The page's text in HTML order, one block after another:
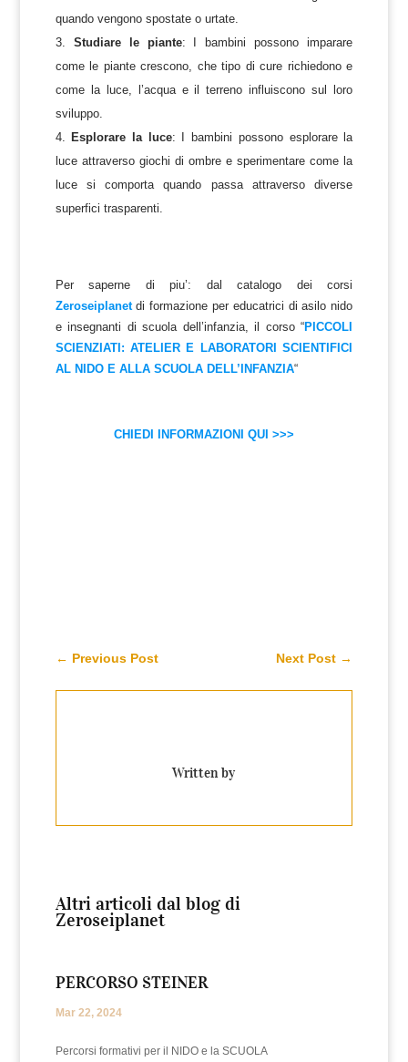
quando vengono spostate o urtate.
Studiare le piante: I bambini possono imparare
come le piante crescono, che tipo di cure richiedono e
come la luce, l’acqua e il terreno influiscono sul loro
sviluppo.
Esplorare la luce: I bambini possono esplorare la
luce attraverso giochi di ombre e sperimentare come la
luce si comporta quando passa attraverso diverse
superfici trasparenti.
Per saperne di piu’: dal catalogo dei corsi
Zeroseiplanetdi formazione per educatrici di asilo nido
e insegnanti di scuola dell’infanzia, il corso “PICCOLI
SCIENZIATI: ATELIER E LABORATORI SCIENTIFICI
AL NIDO E ALLA SCUOLA DELL’INFANZIA“
CHIEDI INFORMAZIONI QUI >>>
← Previous Post Next Post →
Written by
Altri articoli dal blog di
Zeroseiplanet
PERCORSO STEINER
Mar 22, 2024
Percorsi formativi per il NIDO e la SCUOLA